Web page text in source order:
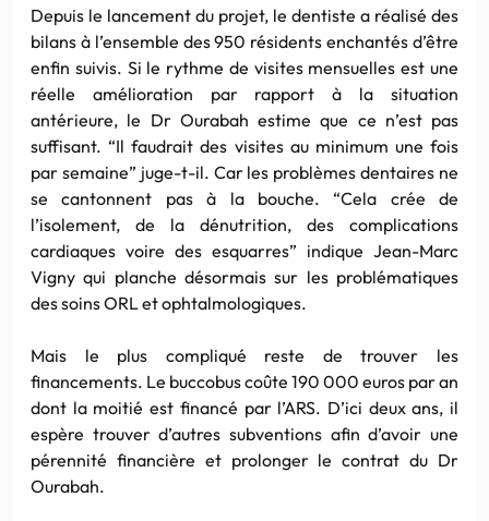
Depuis le lancement du projet, le dentiste a réalisé des
bilans à l’ensemble des 950 résidents enchantés d’être
enfin suivis. Si le rythme de visites mensuelles est une
réelle amélioration par rapport à la situation
antérieure, le Dr Ourabah estime que ce n’est pas
suffisant. “Il faudrait des visites au minimum une fois
par semaine” juge-t-il. Car les problèmes dentaires ne
se cantonnent pas à la bouche. “Cela crée de
l’isolement, de la dénutrition, des complications
cardiaques voire des esquarres” indique Jean-Marc
Vigny qui planche désormais sur les problématiques
des soins ORL et ophtalmologiques.
Mais le plus compliqué reste de trouver les
financements. Le buccobus coûte 190 000 euros par an
dont la moitié est financé par l’ARS. D’ici deux ans, il
espère trouver d’autres subventions afin d’avoir une
pérennité financière et prolonger le contrat du Dr
Ourabah.